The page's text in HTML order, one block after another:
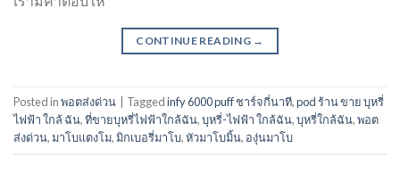
CONTINUE READING →
Posted inพอตส่งด่วน Taggedinfy 6000 puff ชาร์จกี่นาที,pod ร้าน ขาย บุหรี่
ไฟฟ้า ใกล้ ฉัน,ที่ขายบุหรี่ไฟฟ้าใกล้ฉัน,บุหรี่-ไฟฟ้า ใกล้ฉัน,บุหรี่ใกล้ฉัน,พอต
ส่งด่วน,มาโบแตงโม,มิกเบอรี่มาโบ,หัวมาโบมิ้น, องุ่นมาโบ